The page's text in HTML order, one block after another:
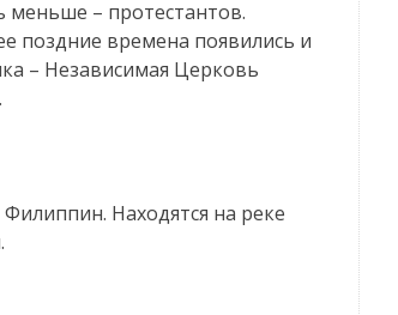
меньше – протестантов.
поздние времена появились и
– Независимая Церковь
Находятся на реке